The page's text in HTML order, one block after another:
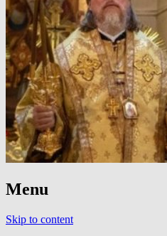
Menu
Skip to content